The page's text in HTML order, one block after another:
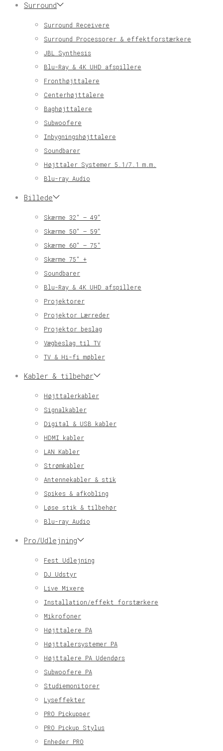
Surround
Surround Receivere
Surround Processorer & effektforstærkere
JBL Synthesis
Blu-Ray & 4K UHD afspillere
Fronthøjttalere
Centerhøjttalere
Baghøjttalere
Subwoofere
Inbygningshøjttalere
Soundbarer
Højttaler Systemer 5.1/7.1 m.m.
Blu-ray Audio
Billede
Skærme 32″ – 49″
Skærme 50″ – 59″
Skærme 60″ – 75″
Skærme 75″ +
Soundbarer
Blu-Ray & 4K UHD afspillere
Projektorer
Projektor Lærreder
Projektor beslag
Vægbeslag til TV
TV & Hi-fi møbler
Kabler & tilbehør
Højttalerkabler
Signalkabler
Digital & USB kabler
HDMI kabler
LAN Kabler
Strømkabler
Antennekabler & stik
Spikes & afkobling
Løse stik & tilbehør
Blu-ray Audio
Pro/Udlejning
Fest Udlejning
DJ Udstyr
Live Mixere
Installation/effekt forstærkere
Mikrofoner
Højttalere PA
Højttalersystemer PA
Højttalere PA Udendørs
Subwoofere PA
Studiemonitorer
Lyseffekter
PRO Pickupper
PRO Pickup Stylus
Enheder PRO